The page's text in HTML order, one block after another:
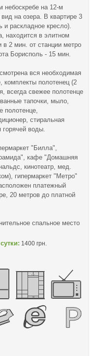
небоскребе на 12-м
на озера. В квартире 3
и раскладное кресло).
находится в элитном
в 2 мин. от станции метро
Борисполь - 15 мин.
вся необходимая
комплекты полотенец (2
всегда свежее полотенце
тапочки, мыло,
полотенце,
стиральная
воды.
"Билла",
кафе "Домашняя
кинотеатр, мед.
гипермаркет "Метро"
платежный
20 метров до платной
спальное место
1400 грн.